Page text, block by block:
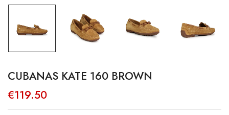
CUBANAS KATE 160 BROWN
€119.50